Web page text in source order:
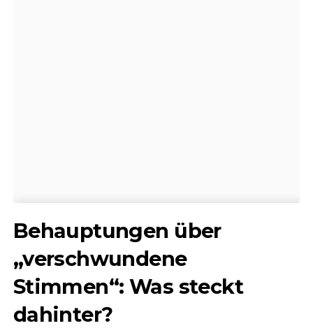
Behauptungen über
„verschwundene
Stimmen“: Was steckt
dahinter?